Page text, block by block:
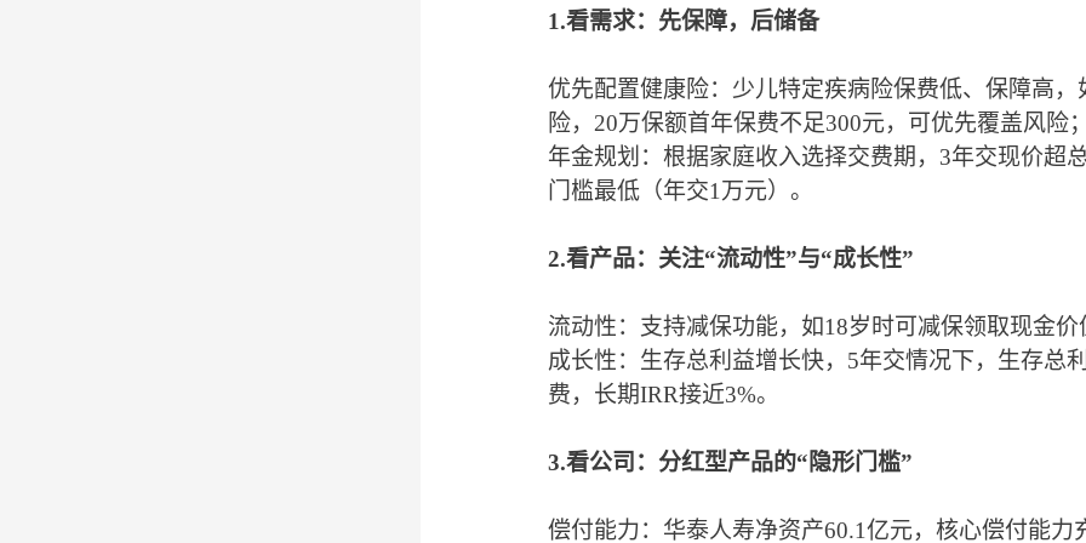
1.看需求：先保障，后储备
优先配置健康险：少儿特定疾病险保费低、 保障高，
险， 20万保额首年保费不足300元，可优先覆盖风险
年金规划：根据家庭收入选择交费期， 3年交现价超
门槛最低（年交1万元）。
2.看产品：关注“流动性”与“成长性”
流动性：支持减保功能，如18岁时可减保领取现金
成长性：生存总利益增长快， 5年交情况下，生存总
费，长期IRR接近3%。
3.看公司：分红型产品的“隐形门槛”
偿付能力：华泰人寿净资产60.1亿元，核心偿付能力